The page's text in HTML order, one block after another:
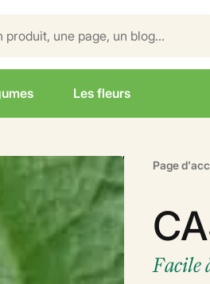
Les fleurs
Page
Facile